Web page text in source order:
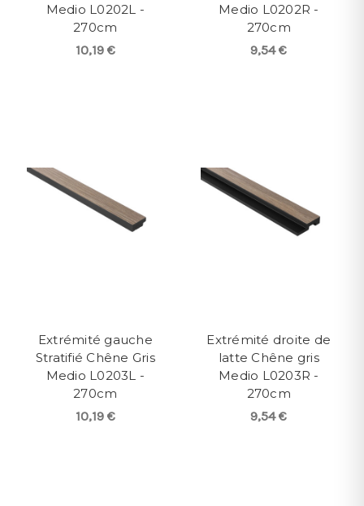
Medio L0202L -
270cm
10,19 €
Medio L0202R -
270cm
9,54 €
Extrémité gauche
Stratifié Chêne Gris
Medio L0203L -
270cm
10,19 €
Extrémité droite de
latte Chêne gris
Medio L0203R -
270cm
9,54 €